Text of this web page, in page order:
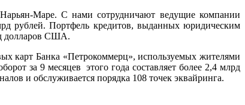
Маре. С нами сотрудничают ведущие компании
рублей. Портфель кредитов, выданных юридическим
долларов США.
карт Банка «Петрокоммерц», используемых жителями
за 9 месяцев этого года составляет более 2,4 млрд
и обслуживается порядка 108 точек эквайринга.